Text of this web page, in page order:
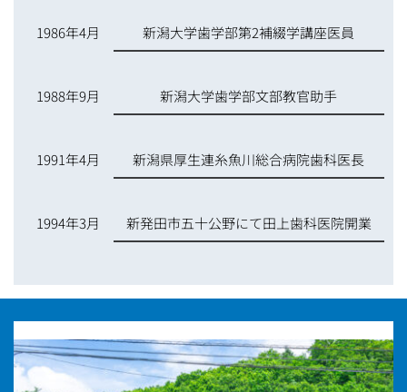
1986年4月 新潟大学歯学部第2補綴学講座医員
1988年9月 新潟大学歯学部文部教官助手
1991年4月 新潟県厚生連糸魚川総合病院歯科医長
1994年3月 新発田市五十公野にて田上歯科医院開業